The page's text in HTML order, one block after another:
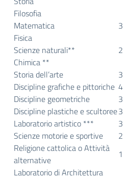
Filosofia
Matematica
3
Fisica
Scienze naturali**
2
Chimica **
Storia dell’arte
3
Discipline grafiche e pittoriche 4
Discipline geometriche
3
Discipline plastiche e scultoree3
Laboratorio artistico ***
3
Scienze motorie e sportive
2
Religione cattolica o Attività
alternative
1
Laboratorio di Architettura